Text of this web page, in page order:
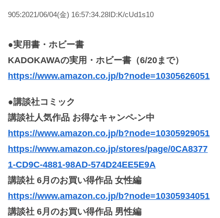
905:2021/06/04(金) 16:57:34.28ID:K/cUd1s10
●実用書・ホビー書
KADOKAWAの実用・ホビー書（6/20まで）
https://www.amazon.co.jp/b?node=10305626051
●講談社コミック
講談社人気作品 お得なキャンペ-ン中
https://www.amazon.co.jp/b?node=10305929051
https://www.amazon.co.jp/stores/page/0CA8377
1-CD9C-4881-98AD-574D24EE5E9A
講談社 6月のお買い得作品 女性編
https://www.amazon.co.jp/b?node=10305934051
講談社 6月のお買い得作品 男性編